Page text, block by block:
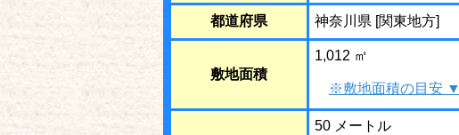
都道府県 神奈川県 [関東地方]
敷地面積
1,012 ㎡
※敷地面積の目安 ▼
50 メートル